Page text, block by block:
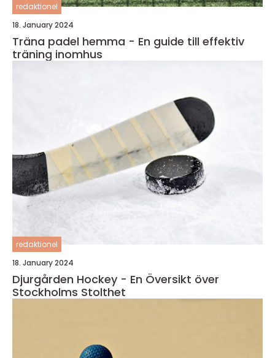
redaktionel
18. January 2024
Träna padel hemma - En guide till effektiv
träning inomhus
redaktionel
18. January 2024
Djurgården Hockey - En Översikt över
Stockholms Stolthet